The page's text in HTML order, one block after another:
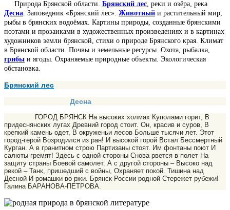
Природа Брянской области. Брянский лес, реки и озёра, река
Десна. Заповедник «Брянский лес». Животный и растительный мир,
рыбы в брянских водоёмах. Картины природы, созданные брянскими
поэтами и прозаиками в художественных произведениях и в картинах
художников земли брянской, стихи о природе Брянского края. Климат
в Брянской области. Почвы и земельные ресурсы. Охота, рыбалка,
грибы и ягоды. Охраняемые природные объекты. Экологическая
обстановка.
Брянский лес
Десна
ГОРОД БРЯНСК На высоких холмах Куполами горит, В
придеснянских лугах Древний город стоит. Он, красив и суров, В
крепкий камень одет, В окруженьи лесов Больше тысячи лет. Этот
город-герой Возродился из ран! И высокой горой Встал Бессмертный
Курган. А в гранитном строю Партизаны стоят. Им фонтаны поют И
салюты гремят! Здесь с одной стороны Снова рвется в полет На
защиту страны Боевой самолет. А с другой стороны – Высоко над
рекой – Танк, пришедший с войны, Охраняет покой. Тишина над
Десной И ромашки во ржи. Брянск России родной Стережет рубежи!
Галина БАРАНОВА-ПЕТРОВА.